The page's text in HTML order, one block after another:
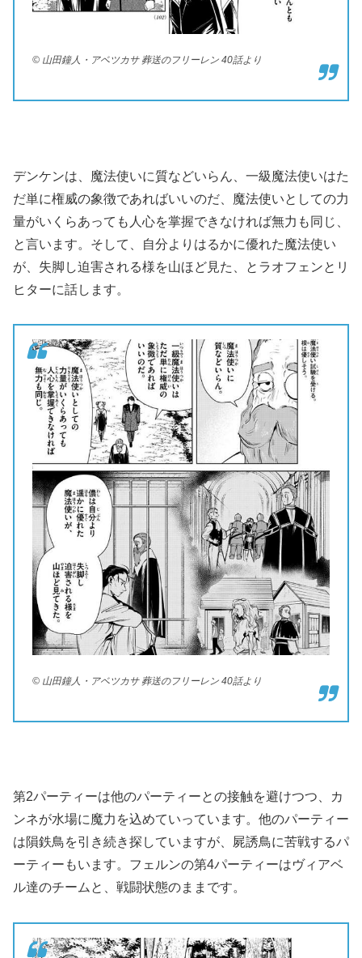
© 山田鐘人・アベツカサ 葬送のフリーレン 40話より
デンケンは、魔法使いに質などいらん、一級魔法使いはた
だ単に権威の象徴であればいいのだ、魔法使いとしての力
量がいくらあっても人心を掌握できなければ無力も同じ、
と言います。そして、自分よりはるかに優れた魔法使い
が、失脚し迫害される様を山ほど見た、とラオフェンとリ
ヒターに話します。
© 山田鐘人・アベツカサ 葬送のフリーレン 40話より
第2パーティーは他のパーティーとの接触を避けつつ、カ
ンネが水場に魔力を込めていっています。他のパーティー
は隕鉄鳥を引き続き探していますが、屍誘鳥に苦戦するパ
ーティーもいます。フェルンの第4パーティーはヴィアベ
ル達のチームと、戦闘状態のままです。